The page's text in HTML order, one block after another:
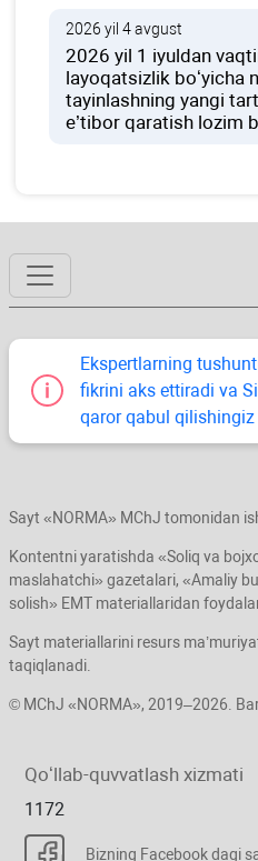
2026 yil 4 avgust
2026 yil 1 iyuldan
layoqatsizlik boʻyicha
tayinlashning yangi
e’tibor qaratish lozim
Ekspertlarning
fikrini aks ettiradi va
qaror qabul
Sayt «NORMA» MChJ tomonidan
Kontentni yaratishda «Soliq va
maslahatchi» gazetalari, «Amaliy
solish» EMT materiallaridan
Sayt materiallarini resurs
taqiqlanadi.
© MChJ «NORMA», 2019–2026.
Qoʻllab-quvvatlash хizmati
1172
Bizning Facebook dagi